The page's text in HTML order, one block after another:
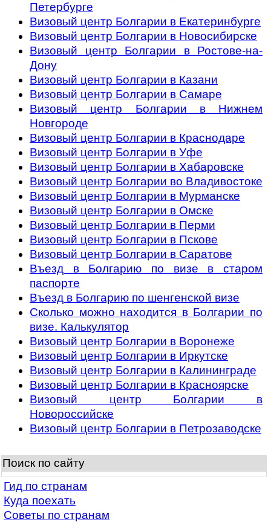
Петербурге
Визовый центр Болгарии в Екатеринбурге
Визовый центр Болгарии в Новосибирске
Визовый центр Болгарии в Ростове-на-
Дону
Визовый центр Болгарии в Казани
Визовый центр Болгарии в Самаре
Визовый центр Болгарии в Нижнем
Новгороде
Визовый центр Болгарии в Краснодаре
Визовый центр Болгарии в Уфе
Визовый центр Болгарии в Хабаровскe
Визовый центр Болгарии во Владивостоке
Визовый центр Болгарии в Мурманске
Визовый центр Болгарии в Омске
Визовый центр Болгарии в Перми
Визовый центр Болгарии в Пскове
Визовый центр Болгарии в Саратове
Въезд в Болгарию по визе в старом
паспорте
Въезд в Болгарию по шенгенской визе
Сколько можно находится в Болгарии по
визе. Калькулятор
Визовый центр Болгарии в Воронеже
Визовый центр Болгарии в Иркутске
Визовый центр Болгарии в Калининграде
Визовый центр Болгарии в Красноярске
Визовый центр Болгарии в
Новороссийске
Визовый центр Болгарии в Петрозаводске
Поиск по сайту
Гид по странам
Куда поехать
Советы по странам